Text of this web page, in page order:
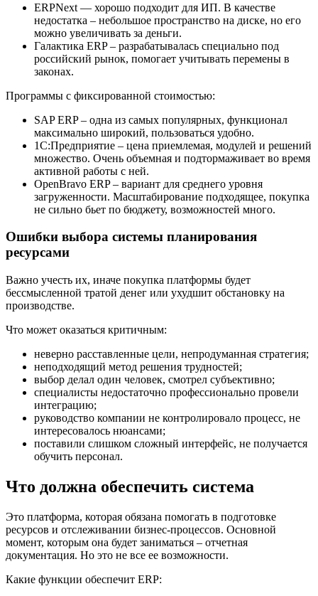
ERPNext — хорошо подходит для ИП. В качестве
недостатка – небольшое пространство на диске, но его
можно увеличивать за деньги.
Галактика ERP – разрабатывалась специально под
российский рынок, помогает учитывать перемены в
законах.
Программы с фиксированной стоимостью:
SAP ERP – одна из самых популярных, функционал
максимально широкий, пользоваться удобно.
1С:Предприятие – цена приемлемая, модулей и решений
множество. Очень объемная и подтормаживает во время
активной работы с ней.
OpenBravo ERP – вариант для среднего уровня
загруженности. Масштабирование подходящее, покупка
не сильно бьет по бюджету, возможностей много.
Ошибки выбора системы планирования
ресурсами
Важно учесть их, иначе покупка платформы будет
бессмысленной тратой денег или ухудшит обстановку на
производстве.
Что может оказаться критичным:
неверно расставленные цели, непродуманная стратегия;
неподходящий метод решения трудностей;
выбор делал один человек, смотрел субъективно;
специалисты недостаточно профессионально провели
интеграцию;
руководство компании не контролировало процесс, не
интересовалось нюансами;
поставили слишком сложный интерфейс, не получается
обучить персонал.
Что должна обеспечить система
Это платформа, которая обязана помогать в подготовке
ресурсов и отслеживании бизнес-процессов. Основной
момент, которым она будет заниматься – отчетная
документация. Но это не все ее возможности.
Какие функции обеспечит ERP: